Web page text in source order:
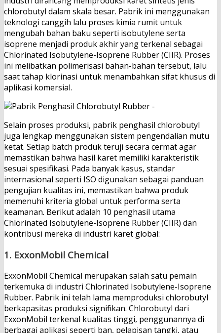
chlorobutyl dalam skala besar. Pabrik ini menggunakan
teknologi canggih lalu proses kimia rumit untuk
mengubah bahan baku seperti isobutylene serta
isoprene menjadi produk akhir yang terkenal sebagai
Chlorinated Isobutylene-Isoprene Rubber (CIIR). Proses
ini melibatkan polimerisasi bahan-bahan tersebut, lalu
saat tahap klorinasi untuk menambahkan sifat khusus di
aplikasi komersial.
Selain proses produksi, pabrik penghasil chlorobutyl
juga lengkap menggunakan sistem pengendalian mutu
ketat. Setiap batch produk teruji secara cermat agar
memastikan bahwa hasil karet memiliki karakteristik
sesuai spesifikasi. Pada banyak kasus, standar
internasional seperti ISO digunakan sebagai panduan
pengujian kualitas ini, memastikan bahwa produk
memenuhi kriteria global untuk performa serta
keamanan. Berikut adalah 10 penghasil utama
Chlorinated Isobutylene-Isoprene Rubber (CIIR) dan
kontribusi mereka di industri karet global:
1. ExxonMobil Chemical
ExxonMobil Chemical merupakan salah satu pemain
terkemuka di industri Chlorinated Isobutylene-Isoprene
Rubber. Pabrik ini telah lama memproduksi chlorobutyl
berkapasitas produksi signifikan. Chlorobutyl dari
ExxonMobil terkenal kualitas tinggi, penggunannya di
berbagai aplikasi seperti ban, pelapisan tangki, atau